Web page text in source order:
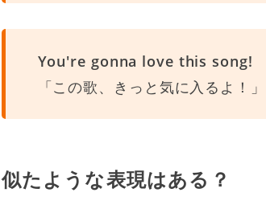
You're gonna love this song!
「この歌、きっと気に入るよ！」
似たような表現はある？